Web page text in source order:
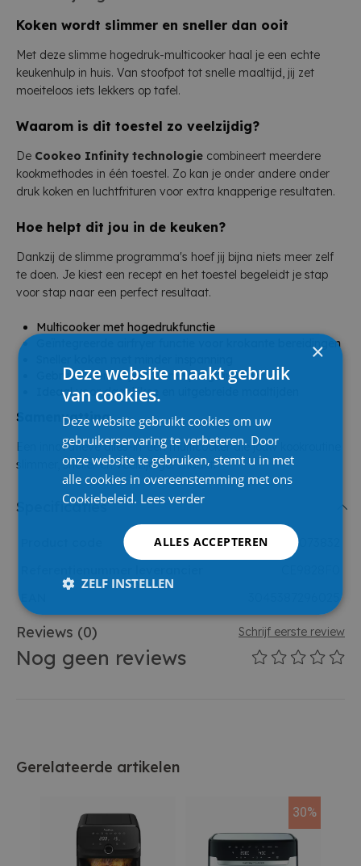
Koken wordt slimmer en sneller dan ooit
Met deze slimme hogedruk-multicooker haal je een echte
keukenhulp in huis. Van stoofpot tot snelle maaltijd, jij zet
moeiteloos iets lekkers op tafel.
Waarom is dit toestel zo veelzijdig?
De Cookeo Infinity technologie combineert meerdere
kookmethodes in één toestel. Zo kan je onder andere onder
druk koken en luchtfrituren voor extra knapperige resultaten.
Hoe helpt dit jou in de keuken?
Dankzij de slimme programma's hoef jij bijna niets meer zelf
te doen. Je kiest een recept en het toestel begeleidt je stap
voor stap naar een perfect resultaat.
Multicooker met hogedrukfunctie
Geïntegreerde airfryer functie voor krokante bereidingen
Gebruiksvriendelijke slimme programma's
Ideaal voor dagelijkse en uitgebreide maaltijden
Samenvatting
Een innovatieve alles-in-één multicooker die jouw kookroutine
slimmer, sneller en veelzijdiger maakt.
Specificaties
1073832
Reviews (0) Schrijf eerste review
Nog geen reviews
Gerelateerde artikelen
30%
×
Deze website maakt gebruik
van cookies.
Deze website gebruikt cookies om uw
gebruikerservaring te verbeteren. Door
onze website te gebruiken, stemt u in met
alle cookies in overeenstemming met ons
Cookiebeleid. Lees verder
ALLES ACCEPTEREN
ZELF INSTELLEN